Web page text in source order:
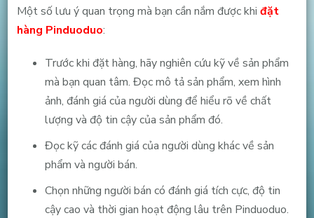
Một số lưu ý quan trọng mà bạn cần nắm được khi đặt
hàng Pinduoduo:
Trước khi đặt hàng, hãy nghiên cứu kỹ về sản phẩm
mà bạn quan tâm. Đọc mô tả sản phẩm, xem hình
ảnh, đánh giá của người dùng để hiểu rõ về chất
lượng và độ tin cậy của sản phẩm đó.
Đọc kỹ các đánh giá của người dùng khác về sản
phẩm và người bán.
Chọn những người bán có đánh giá tích cực, độ tin
cậy cao và thời gian hoạt động lâu trên Pinduoduo.